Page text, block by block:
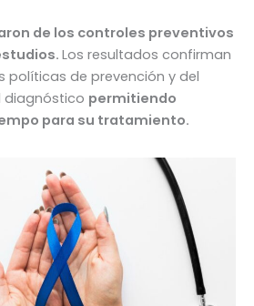
de los controles preventivos
Los resultados confirman
políticas de prevención y del
diagnóstico permitiendo
para su tratamiento.